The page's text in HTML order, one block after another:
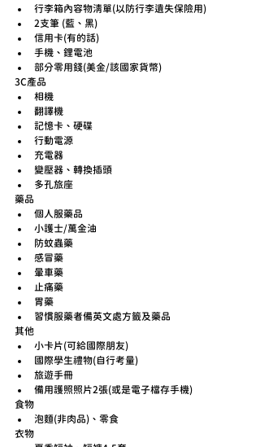
行李箱內容物清單(以防行李遺失保險用)
2支筆 (藍、黑)
信用卡(有的話)
手機、鋰電池
部分零用錢(美金/該國家貨幣)
3C產品
相機
翻譯機
記憶卡、硬碟
行動電源
充電器
變壓器、轉換插頭
多孔旅座
藥品
個人服藥品
小護士/萬金油
防蚊蟲藥
感冒藥
暈車藥
止痛藥
胃藥
習慣服藥者備英文處方籤及藥品
其他
小卡片(可給國際朋友)
國際學生禮物(自行考量)
旅遊手冊
備用護照照片2張(或是電子檔存手機)
食物
泡麵(非肉品)、零食
衣物